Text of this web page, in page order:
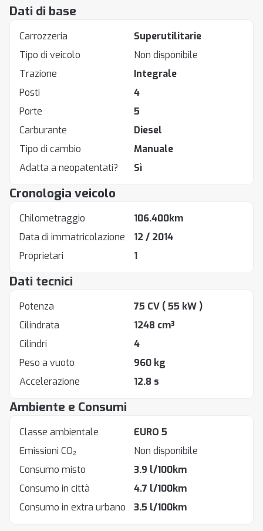
Dati di base
Carrozzeria
Superutilitarie
Tipo di veicolo
Non disponibile
Trazione
Integrale
Posti
4
Porte
5
Carburante
Diesel
Tipo di cambio
Manuale
Adatta a neopatentati?
Sì
Cronologia veicolo
Chilometraggio
106.400km
Data di immatricolazione
12 / 2014
Proprietari
1
Dati tecnici
Potenza 75 CV ( 55 kW )
Cilindrata
1248 cm³
Cilindri
4
Peso a vuoto
960 kg
Accelerazione
12.8 s
Ambiente e Consumi
Classe ambientale
EURO 5
Emissioni CO₂
Non disponibile
Consumo misto
3.9 l/100km
Consumo in città
4.7 l/100km
Consumo in extra urbano
3.5 l/100km